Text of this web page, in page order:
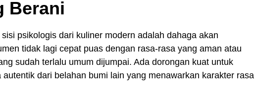
Berani
psikologis dari kuliner modern adalah dahaga akan
tidak lagi cepat puas dengan rasa-rasa yang aman atau
sudah terlalu umum dijumpai. Ada dorongan kuat untuk
dari belahan bumi lain yang menawarkan karakter rasa